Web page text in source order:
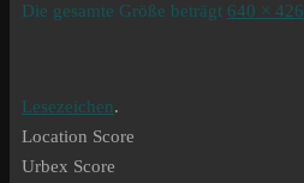
Die gesamte Größe beträgt 640 × 426
Lesezeichen.
Location Score
Urbex Score